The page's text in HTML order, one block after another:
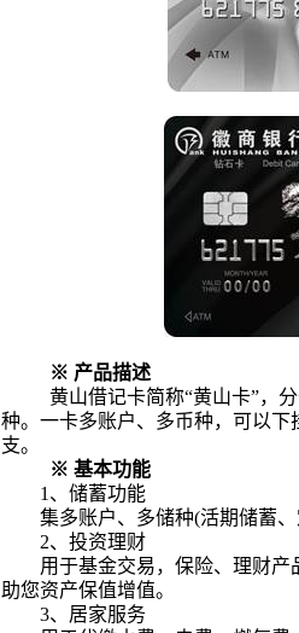
※ 产品描述
黄山借记卡简称“黄山卡”，
种。 一卡多账户、多币种，可以下
支。
※ 基本功能
1 、储蓄功能
集多账户、多储种(活期储蓄
2、投资理财
用于基金交易，保险、理财产
助您资产保值增值。
3、居家服务